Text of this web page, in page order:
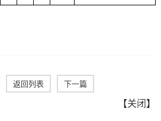
返回列表 下一篇
【关闭】